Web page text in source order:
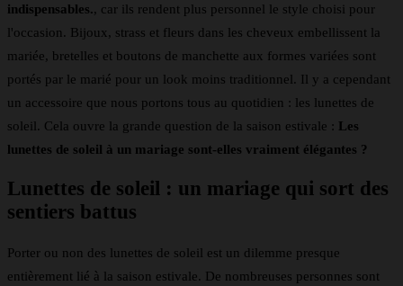
indispensables., car ils rendent plus personnel le style choisi pour
l'occasion. Bijoux, strass et fleurs dans les cheveux embellissent la
mariée, bretelles et boutons de manchette aux formes variées sont
portés par le marié pour un look moins traditionnel. Il y a cependant
un accessoire que nous portons tous au quotidien : les lunettes de
soleil. Cela ouvre la grande question de la saison estivale : Les
lunettes de soleil à un mariage sont-elles vraiment élégantes ?
Lunettes de soleil : un mariage qui sort des
sentiers battus
Porter ou non des lunettes de soleil est un dilemme presque
entièrement lié à la saison estivale. De nombreuses personnes sont